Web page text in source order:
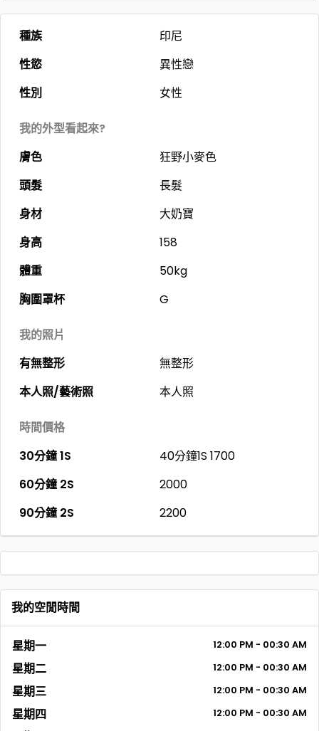
種族
印尼
性慾
異性戀
性別
女性
我的外型看起來?
膚色
狂野小麥色
頭髮
長髮
身材
大奶寶
身高
158
體重
50kg
胸圍罩杯
G
我的照片
有無整形
無整形
本人照/藝術照
本人照
時間價格
30分鐘 1S
40分鐘1S 1700
60分鐘 2S
2000
90分鐘 2S
2200
我的空閒時間
星期一 12:00 PM - 00:30 AM
星期二 12:00 PM - 00:30 AM
星期三 12:00 PM - 00:30 AM
星期四 12:00 PM - 00:30 AM